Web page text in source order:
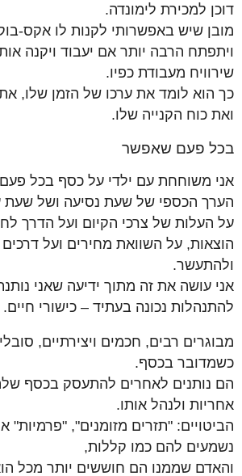
דוכן למכירת לימונדה.
מובן שיש באפשרותי לקנות לו אקס-
ויתפתח הרבה יותר אם יעבוד ויקנה
שירוויח מעבודת כפיו.
כך הוא לומד את ערכו של הזמן שלו,
ואת כוח הקנייה שלו.
בכל פעם שאפשר
אני משוחחת עם ילדי על כסף בכל
הערך הכספי של שעת נסיעה ושל שעת
על העלות של צרכי הקיום ועל הדרך
הוצאות, על השוואת מחירים ועל
ולהתעשר.
אני עושה את זה מתוך ידיעה שאני
להתנהלות נכונה בעתיד – כישורי חיים.
מבוגרים רבים, חכמים ויצירתיים,
כשמדובר בכסף.
הם נותנים לאחרים להתעסק בכסף
אחריות ולנהל אותו.
הביטויים: "תזרים מזומנים", "פרמיות"
נשמעים להם כמו קללות,
והאדם שממנו הם חוששים יותר מכל